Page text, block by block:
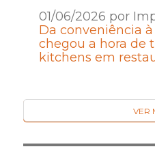
01/06/2026 por
Da conveniência
chegou a hora de
kitchens em
VER